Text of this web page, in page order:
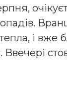
тепла, і
Ввечері